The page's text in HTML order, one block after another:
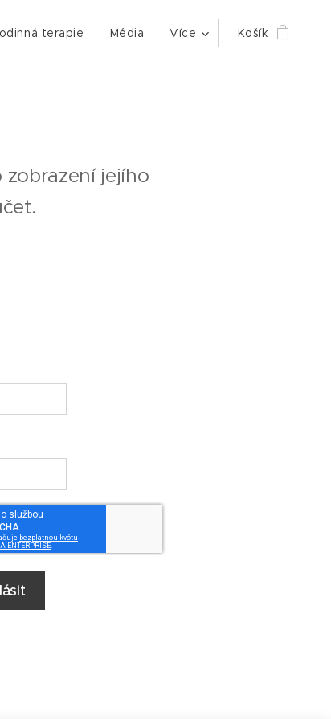
terapie Média Více Košík
jejího